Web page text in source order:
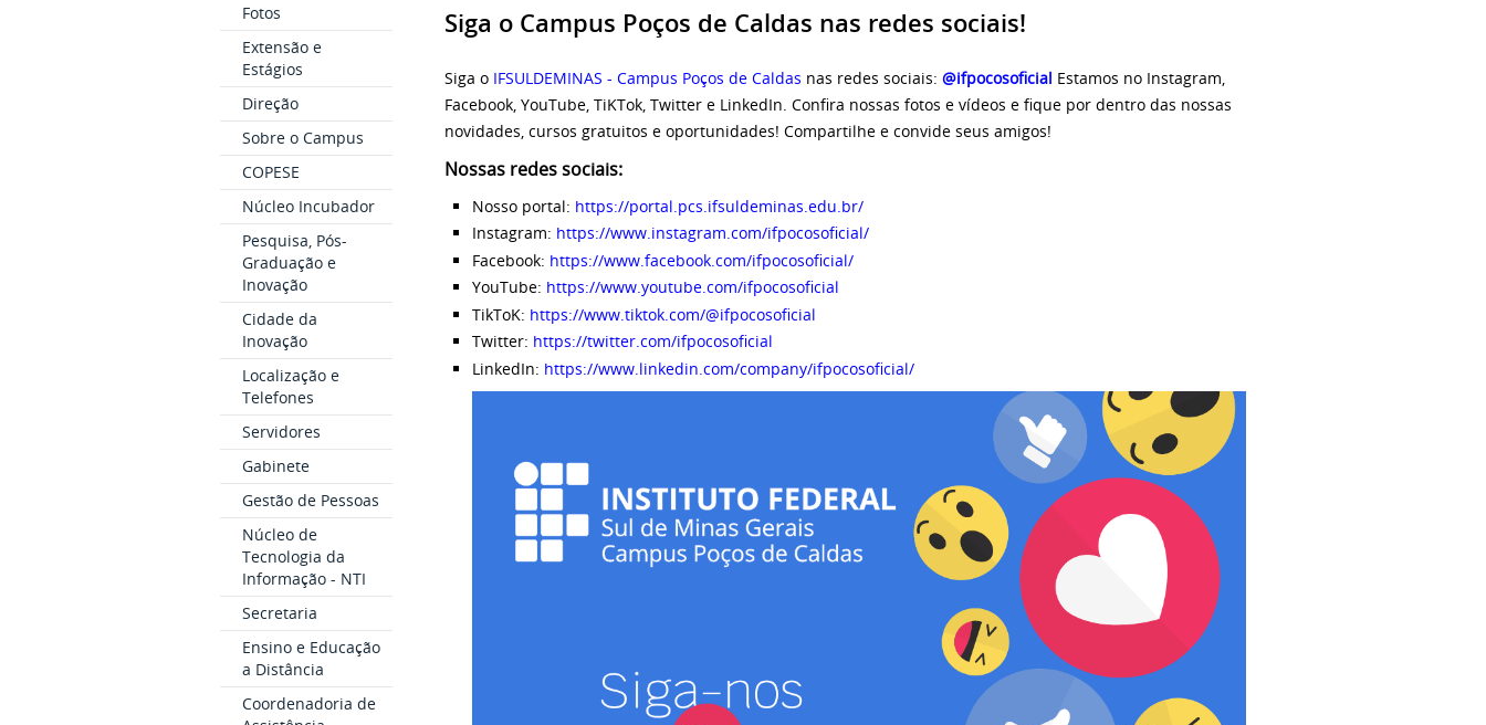
Fotos
Extensão e
Estágios
Direção
Sobre o Campus
COPESE
Núcleo Incubador
Pesquisa, Pós-
Graduação e
Inovação
Cidade da
Inovação
Localização e
Telefones
Servidores
Gabinete
Gestão de Pessoas
Núcleo de
Tecnologia da
Informação - NTI
Secretaria
Ensino e Educação
a Distância
Coordenadoria de
Siga o Campus Poços de Caldas nas redes sociais!
Siga o IFSULDEMINAS - Campus Poços de Caldas nas redes sociais: @ifpocosoficial Estamos no Instagram,
Facebook, YouTube, TiKTok, Twitter e LinkedIn. Confira nossas fotos e vídeos e fique por dentro das nossas
novidades, cursos gratuitos e oportunidades! Compartilhe e convide seus amigos!
Nossas redes sociais:
Nosso portal: https://portal.pcs.ifsuldeminas.edu.br/
Instagram: https://www.instagram.com/ifpocosoficial/
Facebook: https://www.facebook.com/ifpocosoficial/
YouTube: https://www.youtube.com/ifpocosoficial
TikToK: https://www.tiktok.com/@ifpocosoficial
Twitter: https://twitter.com/ifpocosoficial
LinkedIn: https://www.linkedin.com/company/ifpocosoficial/